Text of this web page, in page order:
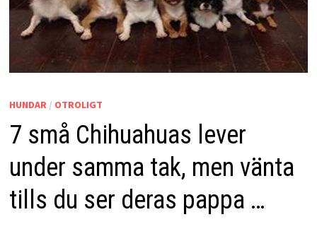
HUNDAR/ OTROLIGT
7 små Chihuahuas lever
under samma tak, men vänta
tills du ser deras pappa …